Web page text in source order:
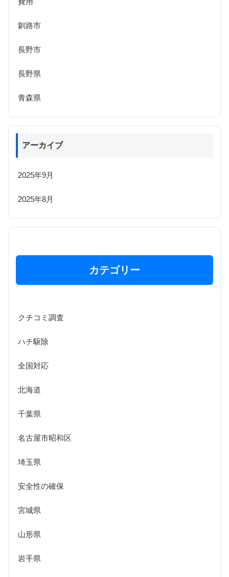
釧路市
長野市
長野県
青森県
アーカイブ
2025年9月
2025年8月
カテゴリー
クチコミ調査
ハチ駆除
全国対応
北海道
千葉県
名古屋市昭和区
埼玉県
安全性の確保
宮城県
山形県
岩手県